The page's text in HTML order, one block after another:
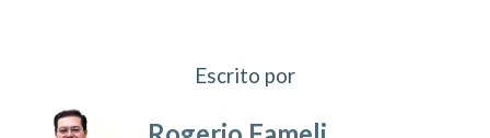
Escrito por